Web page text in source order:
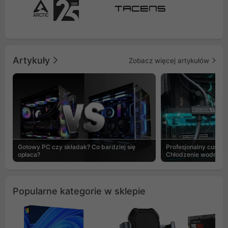
Artykuły Zobacz więcej artykułów
Gotowy PC czy składak? Co bardziej się
opłaca?
Profesjonalny
Chłodzenie wodne
Popularne kategorie w sklepie